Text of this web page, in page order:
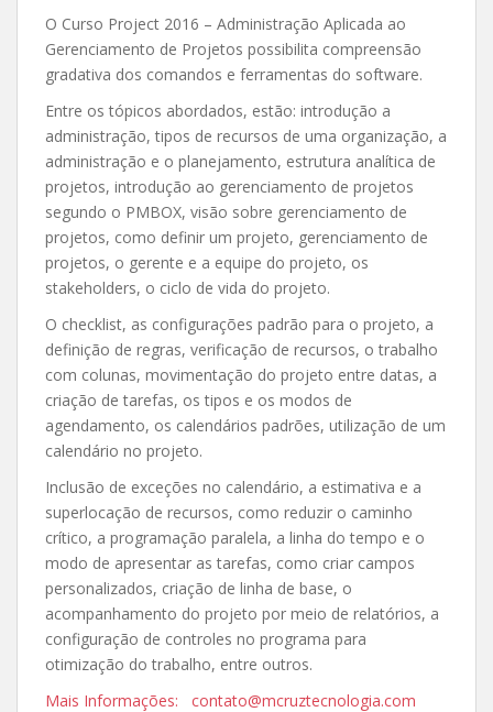
O Curso Project 2016 – Administração Aplicada ao
Gerenciamento de Projetos possibilita compreensão
gradativa dos comandos e ferramentas do software.
Entre os tópicos abordados, estão: introdução a
administração, tipos de recursos de uma organização, a
administração e o planejamento, estrutura analítica de
projetos, introdução ao gerenciamento de projetos
segundo o PMBOX, visão sobre gerenciamento de
projetos, como definir um projeto, gerenciamento de
projetos, o gerente e a equipe do projeto, os
stakeholders, o ciclo de vida do projeto.
O checklist, as configurações padrão para o projeto, a
definição de regras, verificação de recursos, o trabalho
com colunas, movimentação do projeto entre datas, a
criação de tarefas, os tipos e os modos de
agendamento, os calendários padrões, utilização de um
calendário no projeto.
Inclusão de exceções no calendário, a estimativa e a
superlocação de recursos, como reduzir o caminho
crítico, a programação paralela, a linha do tempo e o
modo de apresentar as tarefas, como criar campos
personalizados, criação de linha de base, o
acompanhamento do projeto por meio de relatórios, a
configuração de controles no programa para
otimização do trabalho, entre outros.
Mais Informações: contato@mcruztecnologia.com